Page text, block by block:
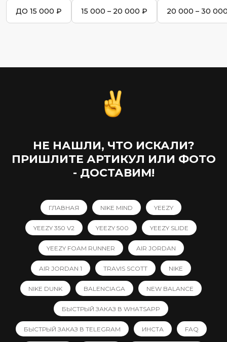
ДО 15 000 ₽ 15 000 – 20 000 ₽ 20 000 – 30
НЕ НАШЛИ, ЧТО ИСКАЛИ?
ПРИШЛИТЕ АРТИКУЛ ИЛИ ФОТО
- ДОСТАВИМ!
ГЛАВНАЯ NIKE MIND YEEZY
YEEZY 350 V2 YEEZY 500 YEEZY SLIDE
YEEZY FOAM RUNNER AIR JORDAN
AIR JORDAN 1 TRAVIS SCOTT NIKE
NIKE DUNK BALENCIAGA NEW BALANCE
БЫСТРЫЙ ЗАКАЗ В WHATSAPP
БЫСТРЫЙ ЗАКАЗ В TELEGRAM ИНСТА FAQ